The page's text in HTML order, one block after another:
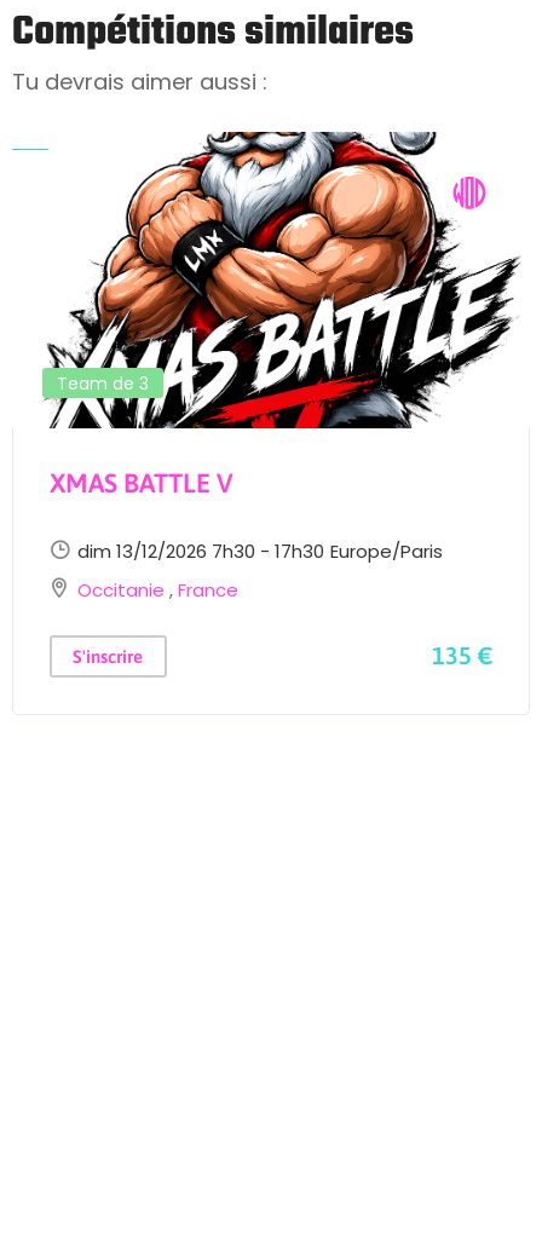
Compétitions similaires
Tu devrais aimer aussi :
Team de 3
XMAS BATTLE V
dim 13/12/2026 7h30 - 17h30 Europe/Paris
Occitanie ,France
S'inscrire 135 €